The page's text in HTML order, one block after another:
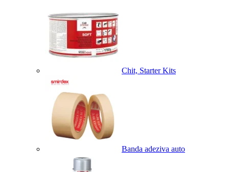
Chit, Starter Kits
Banda adeziva auto